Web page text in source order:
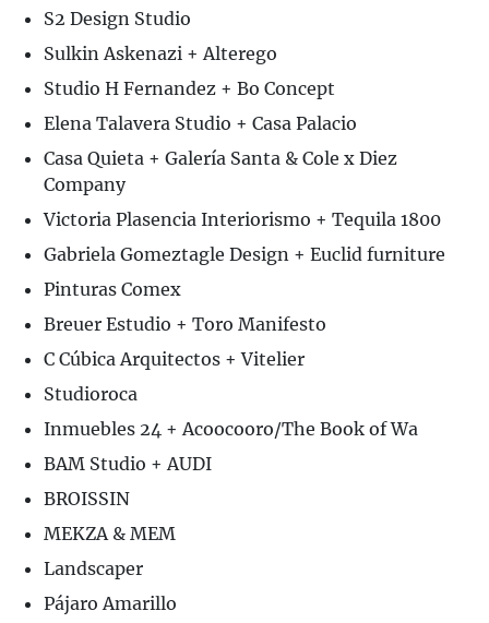
S2 Design Studio
Sulkin Askenazi + Alterego
Studio H Fernandez + Bo Concept
Elena Talavera Studio + Casa Palacio
Casa Quieta + Galería Santa & Cole x Diez
Company
Victoria Plasencia Interiorismo + Tequila 1800
Gabriela Gomeztagle Design + Euclid furniture
Pinturas Comex
Breuer Estudio + Toro Manifesto
C Cúbica Arquitectos + Vitelier
Studioroca
Inmuebles 24 + Acoocooro/The Book of Wa
BAM Studio + AUDI
BROISSIN
MEKZA & MEM
Landscaper
Pájaro Amarillo